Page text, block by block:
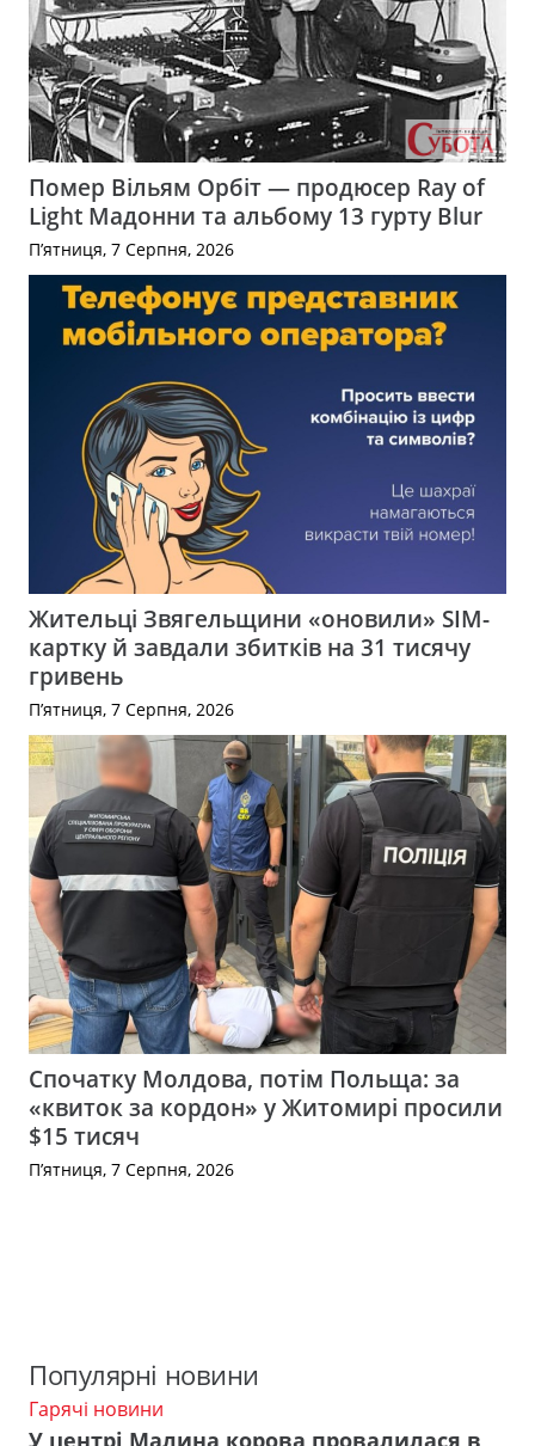
Помер Вільям Орбіт — продюсер Ray of
Light Мадонни та альбому 13 гурту Blur
П’ятниця, 7 Серпня, 2026
Жительці Звягельщини «оновили» SIM-
картку й завдали збитків на 31 тисячу
гривень
П’ятниця, 7 Серпня, 2026
Спочатку Молдова, потім Польща: за
«квиток за кордон» у Житомирі просили
$15 тисяч
П’ятниця, 7 Серпня, 2026
Популярні новини
Гарячі новини